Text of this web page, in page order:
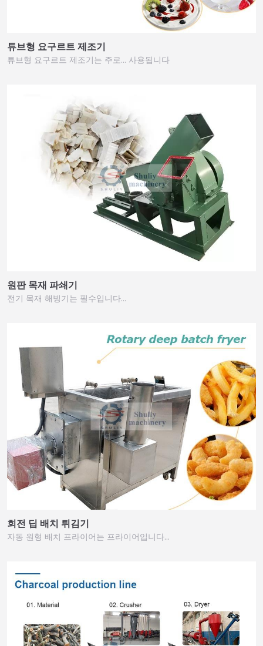
튜브형 요구르트 제조기
튜브형 요구르트 제조기는 주로… 사용됩니다
원판 목재 파쇄기
전기 목재 해빙기는 필수입니다…
회전 딥 배치 튀김기
자동 원형 배치 프라이어는 프라이어입니다…